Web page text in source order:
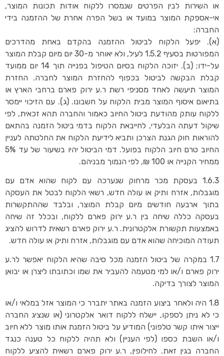
או השירות לבין הפרטים שנמסרו ללקוח אודות תכונות המוצר,
אי-אספקת המוצר במועד או בשל הפרה אחרת של ההזמנה בידי
החברה:
(א). יפעל הלקוח לביטול ההזמנה בהקדם באחת מהדרכים
המפורטות בסעיף 1.5.2 לעיל, ולא יאוחר מ-30 יום מיום קבלת המוצר
על-ידו; (ב). יזוכה הלקוח בסיום הטיפול בפנייה תוך 14 יום ממועד
קבלת הבקשה לביטול בכפוף להחזרת המוצר לחברה. החזרת
המוצר תיעשה לאחד מסניפי רשת ר.ע ירוק פארם ברחבי הארץ או
בתיאום איסוף המוצר מבית הלקוח על חשבונו. (ג). עם הזיכוי יימסר
ללקוח עותק מהודעת ביטול החיוב כאמור והחברה תהא זכאית, לפי
שיקול דעתה הבלעדי, לחייבאת הלקוח בדמי ביטול הזמנה בהתאם
להוראות חוק הגנת הצרכן ותביא לידיעת הלקוח את החלטתה לעניין
החיוב טרם חיוב הלקוח בפועל. דמי הביטול יהיו בשיעור של עד 5%
ממחיר הקנייה או 100 ₪, לפי הנמוך מבניהם.
1.6.3 בעסקת מכר מרחוק שנערכה עם לקוח שהוא אדם עם
מוגבלות, אזרח ותיק או עולה חדש, רשאי הלקוח לבטל את העסקה
בתוך ארבעה חודשים מיום קבלת המוצר, ובלבד שההתקשרות
בעסקה כללה שיחה בין ר.ע ירוק פארם ללקוח, ובכלל זה שיחה
באמצעות תקשורת אלקטרונית. ר.ע ירוק פארם רשאית לדרוש להציג
תעודה המוכיחה שהוא אדם עם מוגבלות, אזרח ותיק או עולה חדש.
1.7 במקרה של ביטול הזמנה מכל סיבה שהיא הלקוח יאפשר לר.ע
ירוק פארם ו/או למי מטעמה להעביר את שמו וכתובתו ליצרן או יבואן
המוצר לצורך בדיקה.
1.8 היה ולאחר ביצוע הזמנה באתר יתברר כי המוצר אזל במלאי ו/או
כי לא ניתן לספקו, יישלח ללקוח דואר אלקטרוני (או שנציג החברה
ייצור איתו קשר טלפוני) המודיע על ביטול הזמנת אותו מוצר ללא חיוב
ו/או השבת כספו (לפי העניין) ולא תהיה ללקוח כל טענה כנגד
החברה בגין זאת. לחילופין, ר.ע ירוק פארם רשאית להציע ללקוח